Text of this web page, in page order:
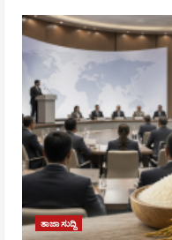
ತಾಜಾ ಸುದ್ದಿ